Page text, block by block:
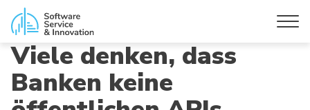
Viele denken, dass
Banken keine